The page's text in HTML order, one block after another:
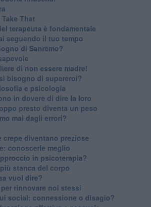
That
terapeuta è fondamentale
seguendo il tuo tempo
di Sanremo?
di non essere madre!
bisogno di supereroi?
e psicologia
in dovere di dire la loro
presto diventa un peso
mai dagli errori?
diventano preziose
conoscerle meglio
in psicoterapia?
stanca del corpo
vuol dire?
rinnovare noi stessi
social: connessione o disagio?